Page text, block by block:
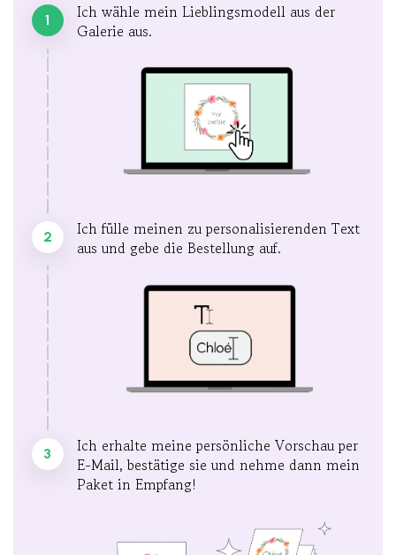
1
Ich wähle mein Lieblingsmodell aus der
Galerie aus.
2
Ich fülle meinen zu personalisierenden Text
aus und gebe die Bestellung auf.
3
Ich erhalte meine persönliche Vorschau per
E-Mail, bestätige sie und nehme dann mein
Paket in Empfang!